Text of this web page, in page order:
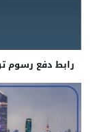
رابط دفع رسوم